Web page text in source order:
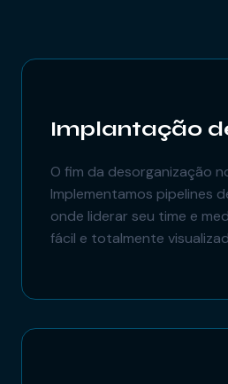
Implantação
O fim da desorganização
Implementamos pipelines
onde liderar seu time e
fácil e totalmente